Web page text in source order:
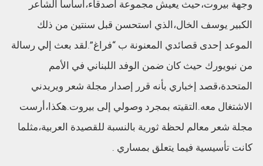
وجهة بيروت،حيث يعيش مجموعة أصدقاء،أساسا الشاعر
الكبير يوسف الخال،الذي استحسن قبل سنتين من ذلك
الموعد إحدى قصائدي المعنونة ب “فراغ”.لقد بعث إلي رسالة
من نيويورك حيث كان ضمن الوفد اللبناني في الأمم
المتحدة،قصد إخباري بأنه قرر إصدار مجلة شعر ويريدني
الاشتغال معه.التقيته بمجرد وصولي إلى بيروت.هكذا،أرست
مجلة شعر معالم لحظة ثورية بالنسبة للقصيدة العربية،مثلما
كانت تأسيسية فيما يتعلق بمساري .